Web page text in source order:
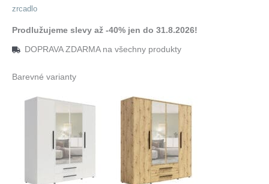
zrcadlo
Prodlužujeme slevy až -40% jen do 31.8.2026!
DOPRAVA ZDARMA na všechny produkty
Barevné varianty